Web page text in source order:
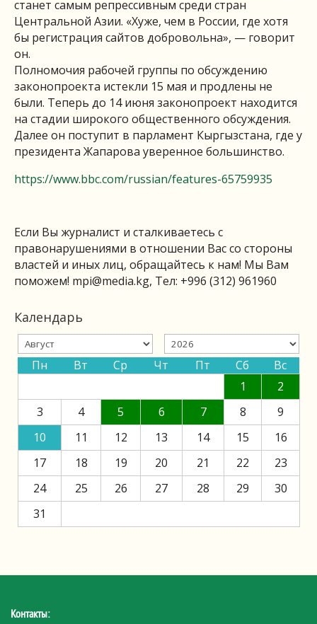
станет самым репрессивным среди стран
Центральной Азии. «Хуже, чем в России, где хотя
бы регистрация сайтов добровольна», — говорит
он.
Полномочия рабочей группы по обсуждению
законопроекта истекли 15 мая и продлены не
были. Теперь до 14 июня законопроект находится
на стадии широкого общественного обсуждения.
Далее он поступит в парламент Кыргызстана, где у
президента Жапарова уверенное большинство.
https://www.bbc.com/russian/features-65759935
Если Вы журналист и сталкиваетесь с
правонарушениями в отношении Вас со стороны
властей и иных лиц, обращайтесь к нам! Мы Вам
поможем! mpi@media.kg, Тел: +996 (312) 961960
Календарь
Пн Вт Ср Чт Пт Сб
Вс
1
2
3
4 5 6 7 8
9
10
11 12 13 14 15
16
17
18 19 20 21 22
23
24
25 26 27 28 29
30
31
Контакты: